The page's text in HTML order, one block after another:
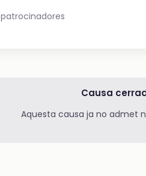
patrocinadores
Causa
Aquesta causa ja no admet